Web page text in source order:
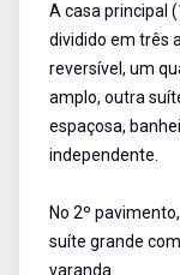
A casa principal
dividido em três
reversível, um
amplo, outra
espaçosa,
independente.
No 2º
suíte grande
varanda.